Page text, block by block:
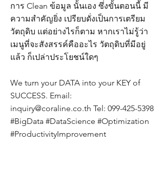
การ Clean ข้อมูล นั้นเอง ซึ่งขั้นตอนนี้ มี
ความสำคัญยิ่ง เปรียบดั่งเป็นการเตรียม
วัตถุดิบ แต่อย่างไรก็ตาม หากเราไม่รู้ว่า
เมนูที่จะสังสรรค์คืออะไร วัตถุดิบที่มีอยู่
แล้ว ก็เปล่าประโยชน์ใดๆ
We turn your DATA into your KEY of
SUCCESS. Email:
inquiry@coraline.co.th Tel: 099-425-5398
#BigData #DataScience #Optimization
#ProductivityImprovement